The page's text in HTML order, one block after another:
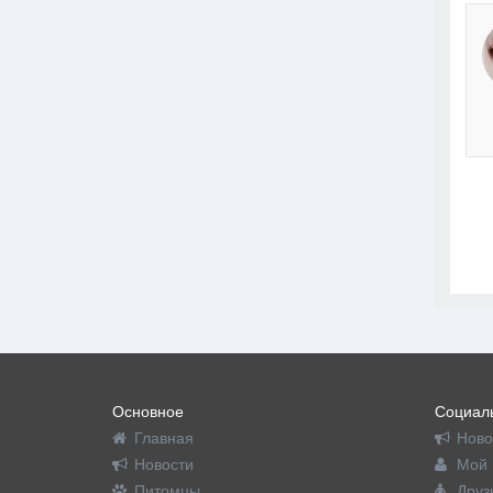
Основное
Главная
Новости
Мой